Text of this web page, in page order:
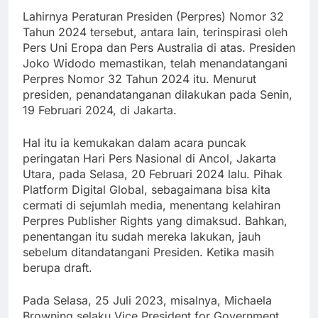
Lahirnya Peraturan Presiden (Perpres) Nomor 32
Tahun 2024 tersebut, antara lain, terinspirasi oleh
Pers Uni Eropa dan Pers Australia di atas. Presiden
Joko Widodo memastikan, telah menandatangani
Perpres Nomor 32 Tahun 2024 itu. Menurut
presiden, penandatanganan dilakukan pada Senin,
19 Februari 2024, di Jakarta.
Hal itu ia kemukakan dalam acara puncak
peringatan Hari Pers Nasional di Ancol, Jakarta
Utara, pada Selasa, 20 Februari 2024 lalu. Pihak
Platform Digital Global, sebagaimana bisa kita
cermati di sejumlah media, menentang kelahiran
Perpres Publisher Rights yang dimaksud. Bahkan,
penentangan itu sudah mereka lakukan, jauh
sebelum ditandatangani Presiden. Ketika masih
berupa draft.
Pada Selasa, 25 Juli 2023, misalnya, Michaela